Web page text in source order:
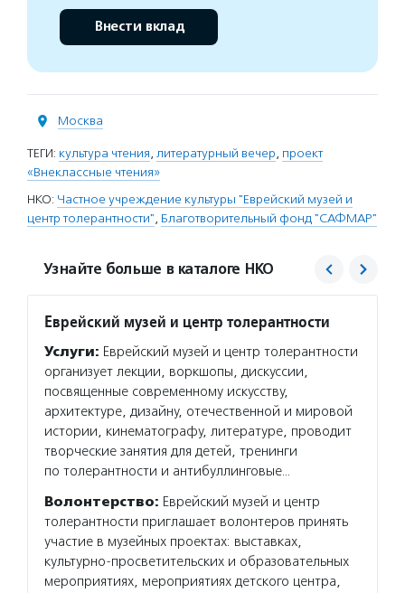
Внести вклад
Москва
ТЕГИ: культура чтения, литературный вечер, проект
«Внеклассные чтения»
НКО: Частное учреждение культуры "Еврейский музей и
центр толерантности", Благотворительный фонд "САФМАР"
Узнайте больше в каталоге НКО
Еврейский музей и центр толерантности
Услуги: Еврейский музей и центр толерантности
организует лекции, воркшопы, дискуссии,
посвященные современному искусству,
архитектуре, дизайну, отечественной и мировой
истории, кинематографу, литературе, проводит
творческие занятия для детей, тренинги
по толерантности и антибуллинговые…
Волонтерство: Еврейский музей и центр
толерантности приглашает волонтеров принять
участие в музейных проектах: выставках,
культурно-просветительских и образовательных
мероприятиях, мероприятиях детского центра,